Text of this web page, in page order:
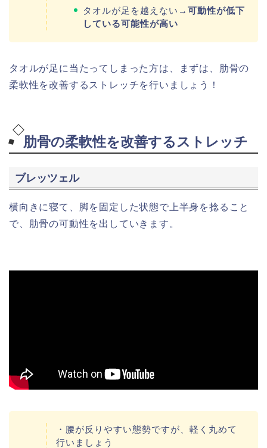
タオルが足を越えない→ 可動性が低下
している可能性が高い
タオルが足に当たってしまった方は、まずは、肋骨の
柔軟性を改善するストレッチを行いましょう！
肋骨の柔軟性を改善するストレッチ
ブレッツェル
横向きに寝て、脚を固定した状態で上半身を捻ること
で、肋骨の可動性を出していきます。
・腰が反りやすい態勢ですが、軽く丸めて
行いましょう